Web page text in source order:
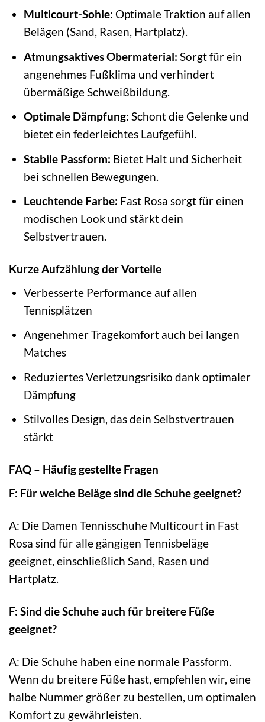
Multicourt-Sohle: Optimale Traktion auf allen
Belägen (Sand, Rasen, Hartplatz).
Atmungsaktives Obermaterial: Sorgt für ein
angenehmes Fußklima und verhindert
übermäßige Schweißbildung.
Optimale Dämpfung: Schont die Gelenke und
bietet ein federleichtes Laufgefühl.
Stabile Passform: Bietet Halt und Sicherheit
bei schnellen Bewegungen.
Leuchtende Farbe: Fast Rosa sorgt für einen
modischen Look und stärkt dein
Selbstvertrauen.
Kurze Aufzählung der Vorteile
Verbesserte Performance auf allen
Tennisplätzen
Angenehmer Tragekomfort auch bei langen
Matches
Reduziertes Verletzungsrisiko dank optimaler
Dämpfung
Stilvolles Design, das dein Selbstvertrauen
stärkt
FAQ – Häufig gestellte Fragen
F: Für welche Beläge sind die Schuhe geeignet?
A: Die Damen Tennisschuhe Multicourt in Fast
Rosa sind für alle gängigen Tennisbeläge
geeignet, einschließlich Sand, Rasen und
Hartplatz.
F: Sind die Schuhe auch für breitere Füße
geeignet?
A: Die Schuhe haben eine normale Passform.
Wenn du breitere Füße hast, empfehlen wir, eine
halbe Nummer größer zu bestellen, um optimalen
Komfort zu gewährleisten.